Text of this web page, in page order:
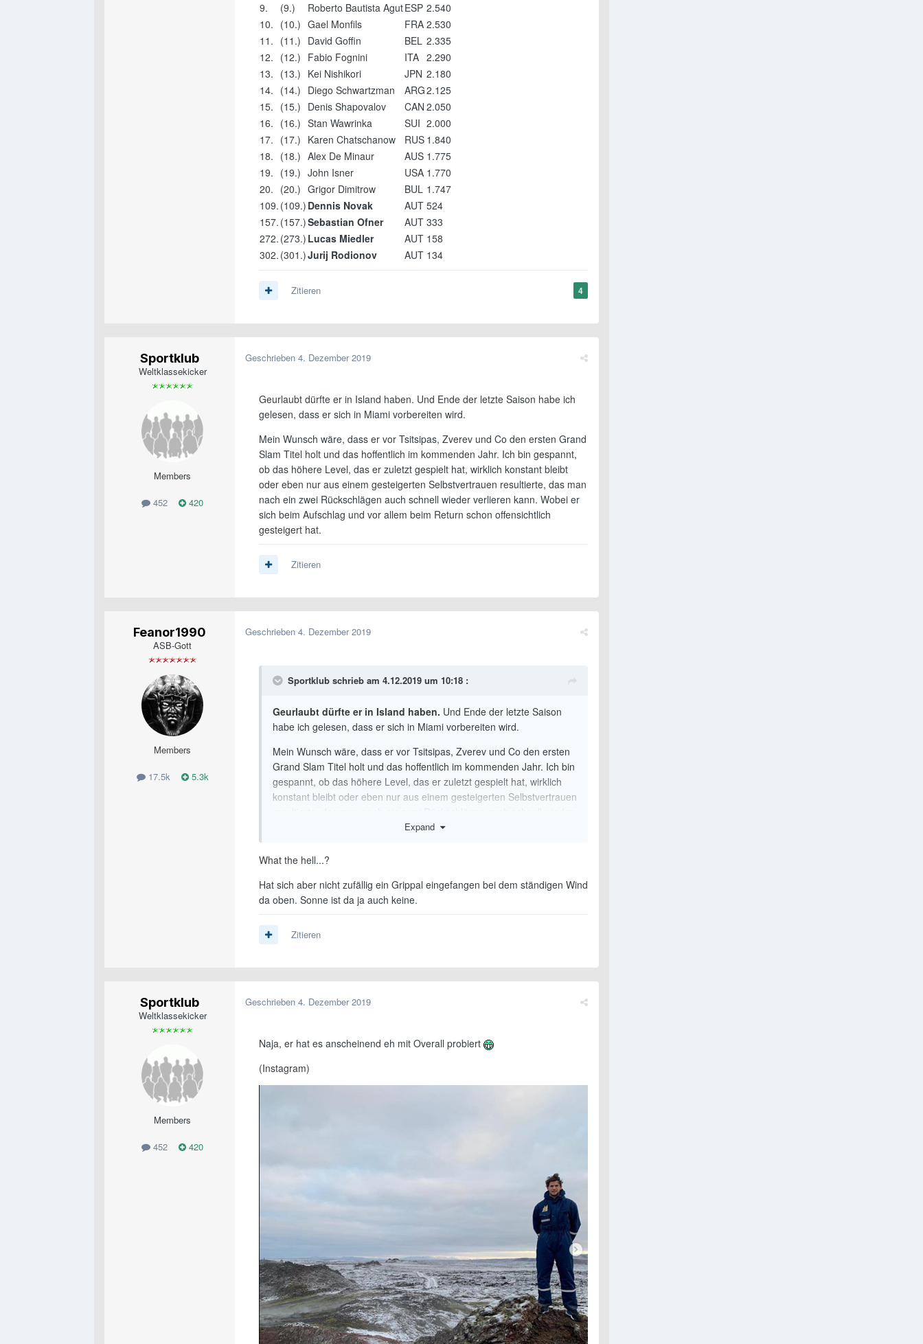
9.
(9.) Roberto Bautista AgutESP 2.540
10. (10.) Gael Monfils FRA 2.530
11. (11.) David Goffin BEL 2.335
12. (12.) Fabio Fognini ITA 2.290
13. (13.) Kei Nishikori JPN 2.180
14. (14.) Diego Schwartzman ARG2.125
15. (15.) Denis Shapovalov CAN 2.050
16. (16.) Stan Wawrinka SUI 2.000
17. (17.) Karen Chatschanow RUS 1.840
18. (18.) Alex De Minaur AUS 1.775
19. (19.) John Isner USA 1.770
20. (20.) Grigor Dimitrow BUL 1.747
109. (109.) Dennis Novak AUT 524
157. (157.)Sebastian Ofner AUT 333
272. (273.) Lucas Miedler AUT 158
302. (301.)Jurij Rodionov AUT 134
4
Zitieren
Sportklub
Weltklassekicker
Members
452 420
Geschrieben 4. Dezember 2019
Geurlaubt dürfte er in Island haben. Und Ende der letzte Saison habe ich
gelesen, dass er sich in Miami vorbereiten wird.
Mein Wunsch wäre, dass er vor Tsitsipas, Zverev und Co den ersten Grand
Slam Titel holt und das hoffentlich im kommenden Jahr. Ich bin gespannt,
ob das höhere Level, das er zuletzt gespielt hat, wirklich konstant bleibt
oder eben nur aus einem gesteigerten Selbstvertrauen resultierte, das man
nach ein zwei Rückschlägen auch schnell wieder verlieren kann. Wobei er
sich beim Aufschlag und vor allem beim Return schon offensichtlich
gesteigert hat.
Zitieren
Feanor1990
ASB-Gott
Members
17.5k 5.3k
Geschrieben 4. Dezember 2019
Sportklub schrieb am 4.12.2019 um 10:18 :
Geurlaubt dürfte er in Island haben. Und Ende der letzte Saison
habe ich gelesen, dass er sich in Miami vorbereiten wird.
Mein Wunsch wäre, dass er vor Tsitsipas, Zverev und Co den ersten
Grand Slam Titel holt und das hoffentlich im kommenden Jahr. Ich bin
gespannt, ob das höhere Level, das er zuletzt gespielt hat, wirklich
konstant bleibt oder eben nur aus einem gesteigerten Selbstvertrauen
verlieren kann. Wobei er sich beim Aufschlag und vor allem beim
Expand
What the hell...?
Hat sich aber nicht zufällig ein Grippal eingefangen bei dem ständigen Wind
da oben. Sonne ist da ja auch keine.
Zitieren
Sportklub
Weltklassekicker
Members
452 420
Geschrieben 4. Dezember 2019
Naja, er hat es anscheinend eh mit Overall probiert
(Instagram)